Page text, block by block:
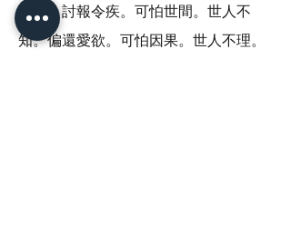
令病。討報令疾。可怕世間。世人不
知。偏還愛欲。可怕因果。世人不理。